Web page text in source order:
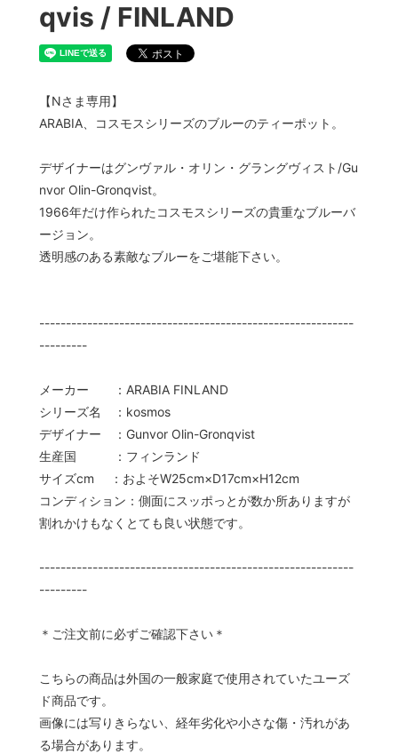
qvis / FINLAND
【Nさま専用】
ARABIA、コスモスシリーズのブルーのティーポット。
デザイナーはグンヴァル・オリン・グラングヴィスト/Gu
nvor Olin-Gronqvist。
1966年だけ作られたコスモスシリーズの貴重なブルーバ
ージョン。
透明感のある素敵なブルーをご堪能下さい。
-----------------------------------------------------------
---------
メーカー ：ARABIA FINLAND
シリーズ名 ：kosmos
デザイナー ：Gunvor Olin-Gronqvist
生産国 ：フィンランド
サイズcm ：およそW25cm×D17cm×H12cm
コンディション：側面にスッポっとが数か所ありますが
割れかけもなくとても良い状態です。
-----------------------------------------------------------
---------
＊ご注文前に必ずご確認下さい＊
こちらの商品は外国の一般家庭で使用されていたユーズ
ド商品です。
画像には写りきらない、経年劣化や小さな傷・汚れがあ
る場合があります。